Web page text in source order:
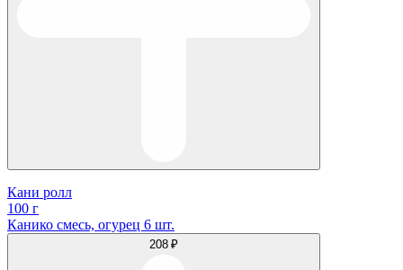
Кани ролл
100 г
Канико смесь, огурец 6 шт.
208 ₽